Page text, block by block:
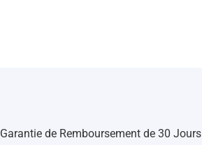
Garantie de Remboursement de 30 Jours